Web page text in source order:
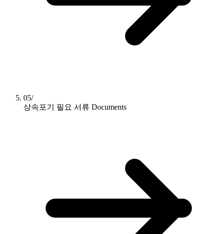
05/
상속포기 필요 서류 Documents